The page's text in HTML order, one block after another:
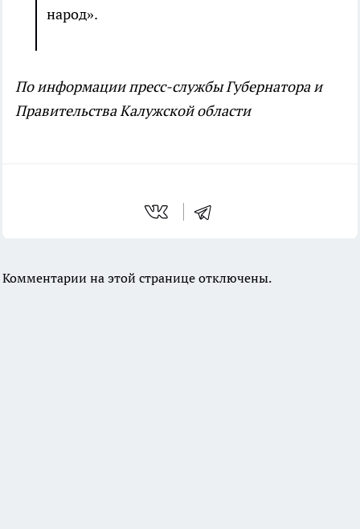
народ».
По информации пресс-службы Губернатора и
Правительства Калужской области
Комментарии на этой странице отключены.